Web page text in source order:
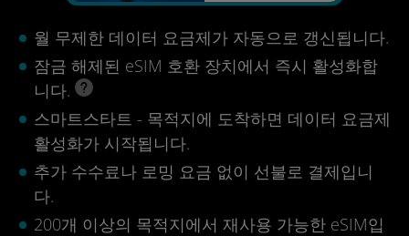
월 무제한 데이터 요금제가 자동으로 갱신됩니다.
잠금 해제된 eSIM 호환 장치에서 즉시 활성화합
니다.
스마트스타트 - 목적지에 도착하면 데이터 요금제
활성화가 시작됩니다.
추가 수수료나 로밍 요금 없이 선불로 결제입니
다.
200개 이상의 목적지에서 재사용 가능한 eSIM입